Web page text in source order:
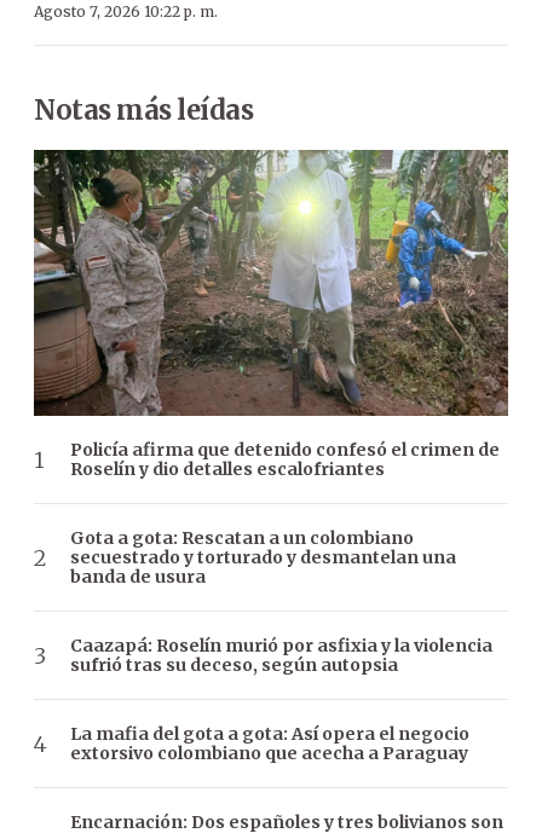
Agosto 7, 2026 10:22 p. m.
Notas más leídas
Policía afirma que detenido confesó el crimen de
Roselín y dio detalles escalofriantes
Gota a gota: Rescatan a un colombiano
secuestrado y torturado y desmantelan una
banda de usura
Caazapá: Roselín murió por asfixia y la violencia
sufrió tras su deceso, según autopsia
La mafia del gota a gota: Así opera el negocio
extorsivo colombiano que acecha a Paraguay
Encarnación: Dos españoles y tres bolivianos son